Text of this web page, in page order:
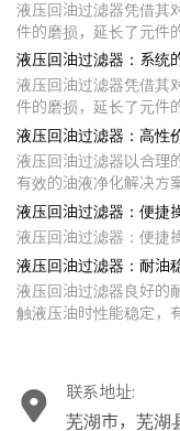
液压回油过滤器凭借其
件的磨损，延长了元件
液压回油过滤器：系统
液压回油过滤器凭借其
件的磨损，延长了元件
液压回油过滤器：高性
液压回油过滤器以合理
有效的油液净化解决方
液压回油过滤器：便捷
液压回油过滤器：便捷
液压回油过滤器：耐油
液压回油过滤器良好的
触液压油时性能稳定，
联系地址:
芜湖市，芜湖